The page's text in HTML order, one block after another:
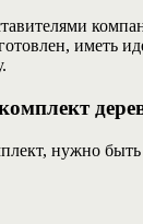
иметь
нужно